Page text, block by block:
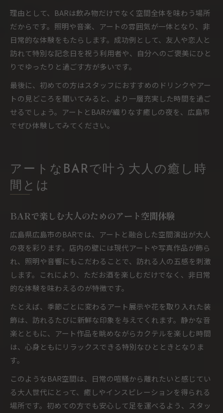
理由として、BARは飲み物だけでなく空間全体を味わう場所
だからです。照明や音楽、アートの雰囲気が一体となり、非
日常的な体験をもたらします。成功例として、友人や恋人と
訪れて特別な記念日を祝う利用者や、自分へのご褒美にひと
りでゆったりと過ごす方が多いです。
最後に、初めての方はスタッフにおすすめのドリンクやアー
トの見どころを聞いてみると、より一層充実した時間を過ご
せるでしょう。アートとBARが織りなす癒しの夜を、広島市
でぜひ体験してみてください。
アートなBARで叶う大人の癒し時
間とは
BARで楽しむ大人のためのアート空間体験
広島県広島市のBARでは、アートと融合した空間演出が大人
の夜を彩ります。店内の壁には現代アートや写真作品が飾ら
れ、照明や音響にもこだわることで、訪れる人の五感を刺激
します。これにより、ただお酒を楽しむだけでなく、非日常
的な体験を味わえるのが特徴です。
たとえば、季節ごとに変わるアート展示や花を取り入れた装
飾は、訪れるたびに新鮮な印象を与えてくれます。静かな音
楽とともに、アート作品を眺めながらカクテルを楽しむ時間
は、心身ともにリラックスできる特別なひとときとなりま
す。
このようなBAR空間は、日常の喧騒から離れたいと感じてい
る大人世代にとって、癒しやインスピレーションを得られる
場所です。初めての方でも安心して足を運べるよう、スタッ